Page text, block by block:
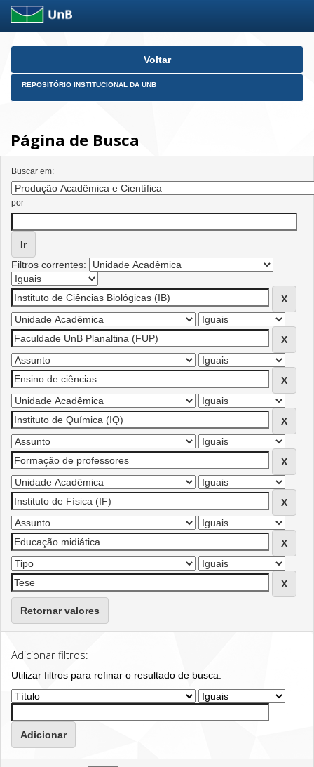
Skip
Voltar
REPOSITÓRIO INSTITUCIONAL DA UNB
Página de Busca
Buscar em:
por
Filtros correntes:
Retornar valores
Adicionar filtros:
Utilizar filtros para refinar o resultado de busca.